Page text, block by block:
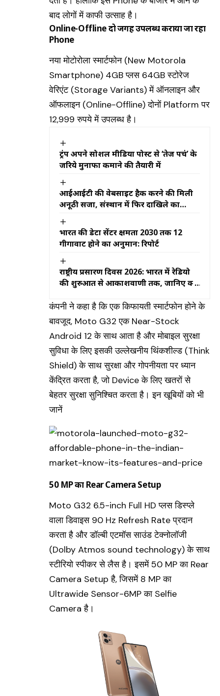
बाद लोगों में काफी उत्साह है।
Online-Offline दो जगह उपलब्ध कराया जा रहा
Phone
नया मोटोरोला स्मार्टफोन (New Motorola
Smartphone) 4GB प्लस 64GB स्टोरेज
वेरिएंट(Storage Variants)में ऑनलाइन और
ऑफलाइन (Online-Offline) दोनों Platform पर
12,999 रुपये में उपलब्ध है।
ट्रंप अपने सोशल मीडिया पोस्ट से ‘तेज पहुंच’ के
जरिये मुनाफा कमाने की तैयारी में
आईआईटी की वेबसाइट हैक करने की मिली
अनूठी सजा, संस्थान में फिर दाखिले का
भारत की डेटा सेंटर क्षमता 2030 तक 12
गीगावाट होने का अनुमान: रिपोर्ट
राष्ट्रीय प्रसारण दिवस 2026: भारत में रेडियो
की शुरुआत से आकाशवाणी तक, जानिए क्यों
कंपनी ने कहा है कि एक किफायती स्मार्टफोन होने के
बावजूद, Moto G32 एक Near-Stock
Android 12 के साथ आता है और मोबाइल सुरक्षा
सुविधा के लिए इसकी उल्लेखनीय थिंकशील्ड (Think
Shield)के साथ सुरक्षा और गोपनीयता पर ध्यान
केंद्रित करता है, जो Device के लिए खतरों से
बेहतर सुरक्षा सुनिश्चित करता है। इन खूबियों को भी
जानें
50 MP का Rear Camera Setup
Moto G32 6.5-inch Full HD प्लस डिस्प्ले
वाला डिवाइस 90 Hz Refresh Rate प्रदान
करता है और डॉल्बी एटमॉस साउंड टेक्नोलॉजी
(Dolby Atmos sound technology) के साथ
स्टीरियो स्पीकर से लैस है। इसमें 50 MP का Rear
Camera Setup है, जिसमें 8 MP का
Ultrawide Sensor-6MP का Selfie
Camera है।